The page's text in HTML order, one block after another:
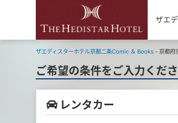
ザエ
ザエディスターホテル京都二条Comic ＆ Books - 京都府
ご希望の条件をご入力くだ
レンタカー